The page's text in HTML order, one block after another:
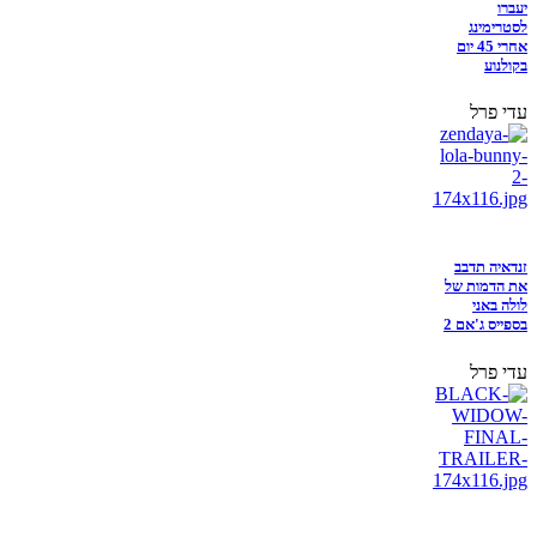
יעברו
לסטרימינג
אחרי 45 יום
בקולנוע
עדי פרל
זנדאיה תדבב
את הדמות של
לולה באני
בספייס ג'אם 2
עדי פרל